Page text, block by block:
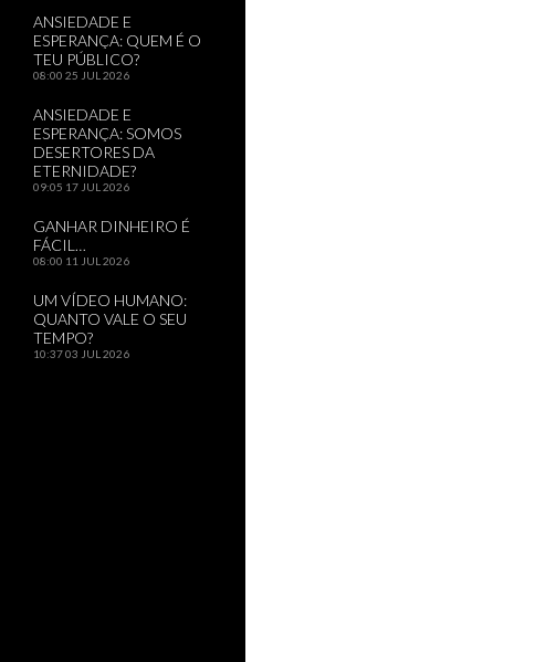
ANSIEDADE E
ESPERANÇA: QUEM É O
TEU PÚBLICO?
08:00 25 JUL 2026
ANSIEDADE E
ESPERANÇA: SOMOS
DESERTORES DA
ETERNIDADE?
09:05 17 JUL 2026
GANHAR DINHEIRO É
FÁCIL…
08:00 11 JUL 2026
UM VÍDEO HUMANO:
QUANTO VALE O SEU
TEMPO?
10:3703 JUL 2026